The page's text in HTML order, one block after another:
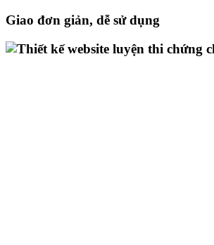
Giao đơn giản, dễ sử dụng